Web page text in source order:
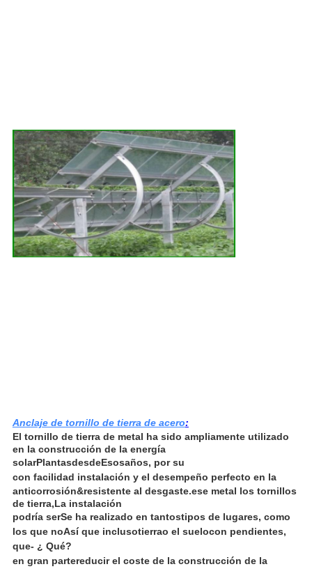
Anclaje de tornillo de tierra de acero:
El tornillo de tierra de metal ha sido ampliamente utilizado
en la construcción de la energía
solarPlantasdesdeEsosaños, por su
con facilidad instalación y el desempeño perfecto en la
anticorrosión&resistente al desgaste.ese metal los tornillos
de tierra,La instalación
podría serSe ha realizado en tantostipos de lugares, como
los que noAsí que inclusotierrao el suelocon pendientes,
que- ¿ Qué?
en gran partereducir el coste de la construcción de la